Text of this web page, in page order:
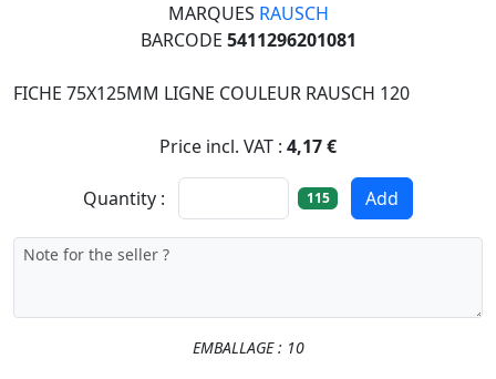
MARQUES RAUSCH
BARCODE 5411296201081
FICHE 75X125MM LIGNE COULEUR RAUSCH 120
Price incl. VAT : 4,17 €
Quantity : 115 Add
EMBALLAGE : 10